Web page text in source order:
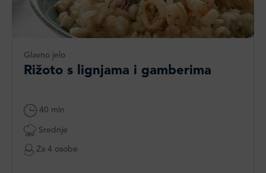
Glavno jelo
Rižoto s lignjama i gamberima
40 min
Srednje
Za 4 osobe